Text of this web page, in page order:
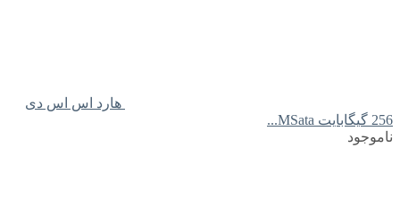
هارد اس اس دی
256 گیگابایت MSata...
ناموجود